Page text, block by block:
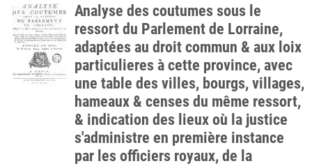
Analyse des coutumes sous le
ressort du Parlement de Lorraine,
adaptées au droit commun & aux loix
particulieres à cette province, avec
une table des villes, bourgs, villages,
hameaux & censes du même ressort,
& indication des lieux où la justice
s'administre en première instance
par les officiers royaux, de la